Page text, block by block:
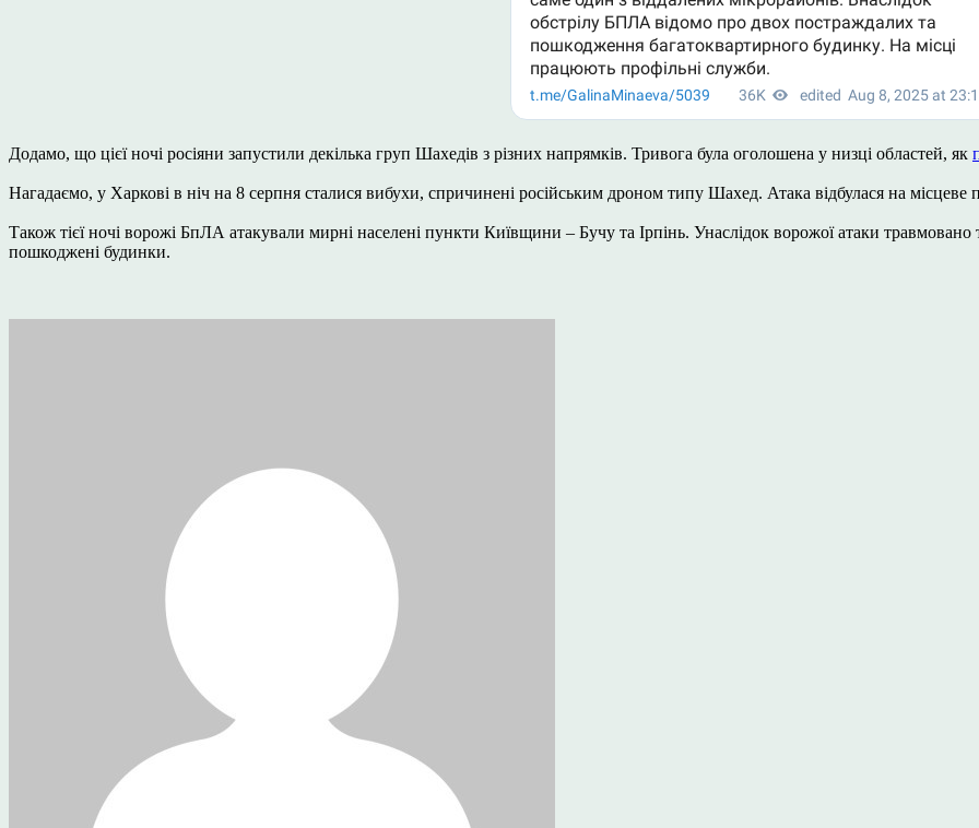
Додамо, що цієї ночі росіяни запустили декілька груп Шахедів з різних напрямків. Тривога була оголошена у низці областей, як
Нагадаємо, у Харкові в ніч на 8 серпня сталися вибухи, спричинені російським дроном типу Шахед. Атака відбулася на місцеве
Також тієї ночі ворожі БпЛА атакували мирні населені пункти Київщини – Бучу та Ірпінь. Унаслідок ворожої атаки
пошкоджені будинки.